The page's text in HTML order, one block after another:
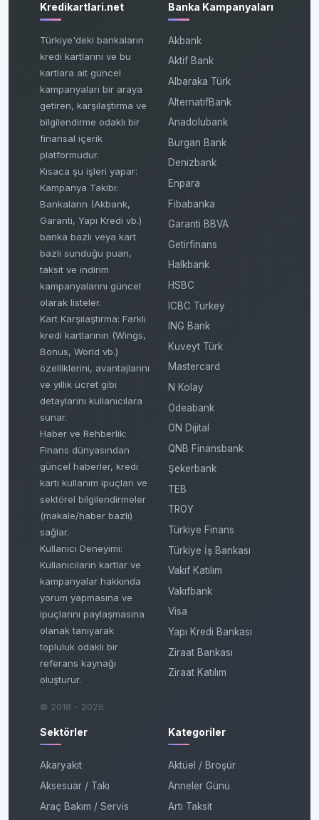
Kredikartlari.net
Türkiye'deki bankaların
kredi kartlarını ve bu
kartlara ait güncel
kampanyaları bir araya
getiren, karşılaştırma ve
bilgilendirme odaklı bir
finansal içerik
platformudur.
Kısaca şu işleri yapar:
Kampanya Takibi:
Bankaların (Akbank,
Garanti, Yapı Kredi vb.)
banka bazlı veya kart
bazlı sunduğu puan,
taksit ve indirim
kampanyalarını güncel
olarak listeler.
Kart Karşılaştırma: Farklı
kredi kartlarının (Wings,
Bonus, World vb.)
özelliklerini, avantajlarını
ve yıllık ücret gibi
detaylarını kullanıcılara
sunar.
Haber ve Rehberlik:
Finans dünyasından
güncel haberler, kredi
kartı kullanım ipuçları ve
sektörel bilgilendirmeler
(makale/haber bazlı)
sağlar.
Kullanıcı Deneyimi:
Kullanıcıların kartlar ve
kampanyalar hakkında
yorum yapmasına ve
ipuçlarını paylaşmasına
olanak tanıyarak
topluluk odaklı bir
referans kaynağı
oluşturur.
© 2018 - 2026
Banka Kampanyaları
Akbank
Aktif Bank
Albaraka Türk
AlternatifBank
Anadolubank
Burgan Bank
Denizbank
Enpara
Fibabanka
Garanti BBVA
Getirfinans
Halkbank
HSBC
ICBC Turkey
ING Bank
Kuveyt Türk
Mastercard
N Kolay
Odeabank
ON Dijital
QNB Finansbank
Şekerbank
TEB
TROY
Türkiye Finans
Türkiye İş Bankası
Vakıf Katılım
Vakıfbank
Visa
Yapı Kredi Bankası
Ziraat Bankası
Ziraat Katılım
Sektörler
Akaryakıt
Aksesuar / Takı
Araç Bakım / Servis
Kategoriler
Aktüel / Broşür
Anneler Günü
Artı Taksit